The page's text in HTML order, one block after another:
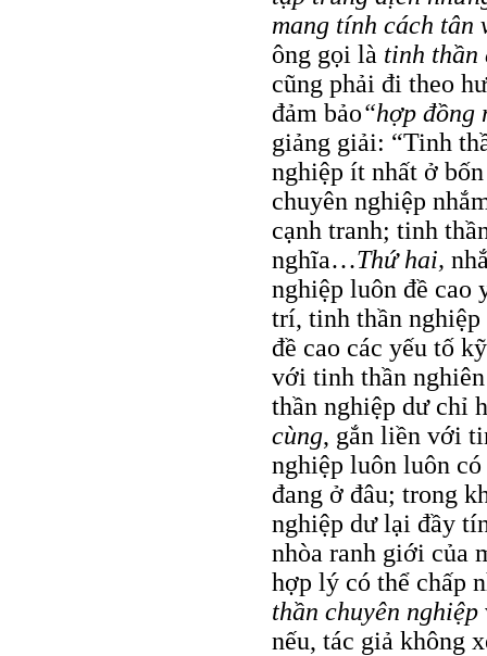
mang tính cách tân
ông gọi là tinh thần
cũng phải đi theo
đảm bảo“hợp
giảng giải: “Tinh
nghiệp ít nhất ở
chuyên nghiệp
cạnh tranh; tinh
nghĩa…Thứ hai,
nghiệp luôn đề cao
trí, tinh thần
đề cao các yếu tố
với tinh thần
thần nghiệp dư chỉ
cùng, gắn liền với
nghiệp luôn luôn
đang ở đâu; trong
nghiệp dư lại đầy
nhòa ranh giới của
hợp lý có thể chấp
thần chuyên nghiệp
nếu, tác giả không